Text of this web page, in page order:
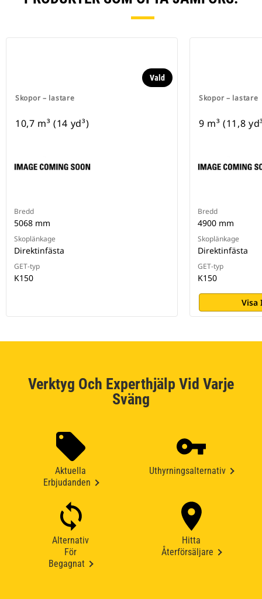
Skopor – lastare
Vald
10,7 m³ (14 yd³)
Bredd
5068 mm
Skoplänkage
Direktinfästa
GET-typ
K150
Skopor – lastare
9 m³ (11,8
Bredd
4900 mm
Skoplänkage
Direktinfästa
GET-typ
K150
Visa
Verktyg Och Experthjälp Vid Varje
Sväng
Aktuella
Erbjudanden
Uthyrningsalternativ
Alternativ
För
Begagnat
Hitta
Återförsäljare